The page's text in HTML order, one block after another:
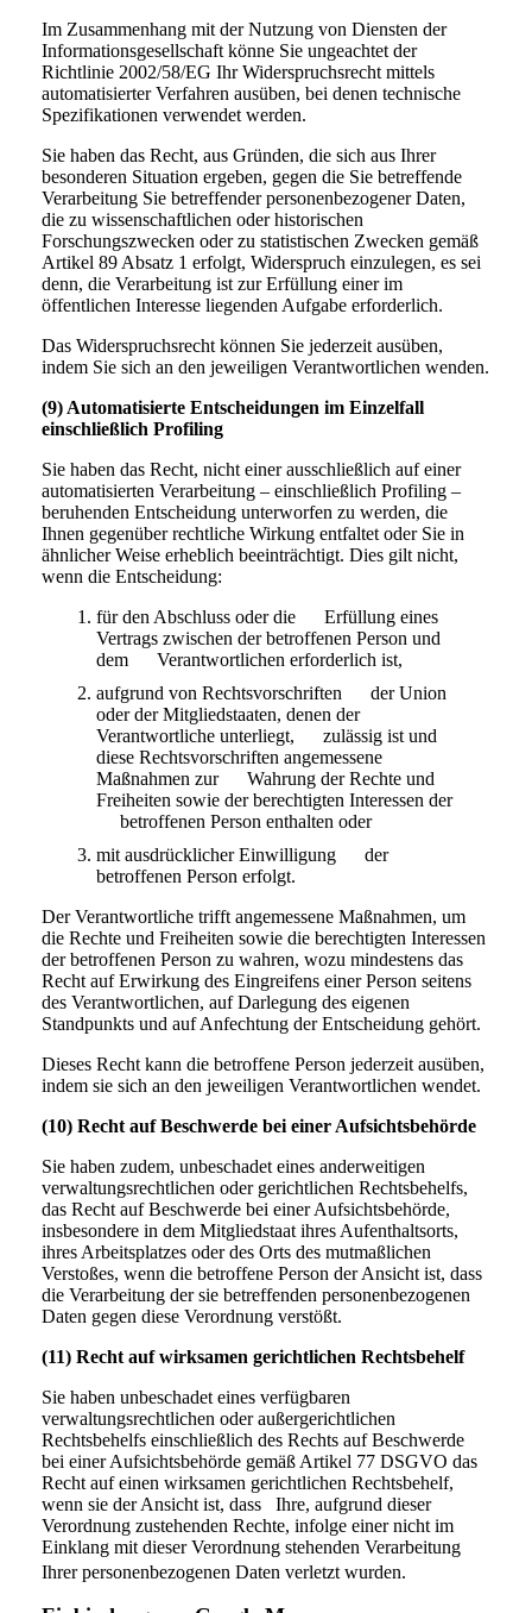
Im Zusammenhang mit der Nutzung von Diensten der
Informationsgesellschaft könne Sie ungeachtet der
Richtlinie 2002/58/EG Ihr Widerspruchsrecht mittels
automatisierter Verfahren ausüben, bei denen technische
Spezifikationen verwendet werden.
Sie haben das Recht, aus Gründen, die sich aus Ihrer
besonderen Situation ergeben, gegen die Sie betreffende
Verarbeitung Sie betreffender personenbezogener Daten,
die zu wissenschaftlichen oder historischen
Forschungszwecken oder zu statistischen Zwecken gemäß
Artikel 89 Absatz 1 erfolgt, Widerspruch einzulegen, es sei
denn, die Verarbeitung ist zur Erfüllung einer im
öffentlichen Interesse liegenden Aufgabe erforderlich.
Das Widerspruchsrecht können Sie jederzeit ausüben,
indem Sie sich an den jeweiligen Verantwortlichen wenden.
(9) Automatisierte Entscheidungen im Einzelfall
einschließlich Profiling
Sie haben das Recht, nicht einer ausschließlich auf einer
automatisierten Verarbeitung – einschließlich Profiling –
beruhenden Entscheidung unterworfen zu werden, die
Ihnen gegenüber rechtliche Wirkung entfaltet oder Sie in
ähnlicher Weise erheblich beeinträchtigt. Dies gilt nicht,
wenn die Entscheidung:
für den Abschluss oder die Erfüllung eines
Vertrags zwischen der betroffenen Person und
dem Verantwortlichen erforderlich ist,
aufgrund von Rechtsvorschriften der Union
oder der Mitgliedstaaten, denen der
Verantwortliche unterliegt, zulässig ist und
diese Rechtsvorschriften angemessene
Maßnahmen zur Wahrung der Rechte und
Freiheiten sowie der berechtigten Interessen der
betroffenen Person enthalten oder
mit ausdrücklicher Einwilligung der
betroffenen Person erfolgt.
Der Verantwortliche trifft angemessene Maßnahmen, um
die Rechte und Freiheiten sowie die berechtigten Interessen
der betroffenen Person zu wahren, wozu mindestens das
Recht auf Erwirkung des Eingreifens einer Person seitens
des Verantwortlichen, auf Darlegung des eigenen
Standpunkts und auf Anfechtung der Entscheidung gehört.
Dieses Recht kann die betroffene Person jederzeit ausüben,
indem sie sich an den jeweiligen Verantwortlichen wendet.
(10) Recht auf Beschwerde bei einer Aufsichtsbehörde
Sie haben zudem, unbeschadet eines anderweitigen
verwaltungsrechtlichen oder gerichtlichen Rechtsbehelfs,
das Recht auf Beschwerde bei einer Aufsichtsbehörde,
insbesondere in dem Mitgliedstaat ihres Aufenthaltsorts,
ihres Arbeitsplatzes oder des Orts des mutmaßlichen
Verstoßes, wenn die betroffene Person der Ansicht ist, dass
die Verarbeitung der sie betreffenden personenbezogenen
Daten gegen diese Verordnung verstößt.
(11) Recht auf wirksamen gerichtlichen Rechtsbehelf
Sie haben unbeschadet eines verfügbaren
verwaltungsrechtlichen oder außergerichtlichen
Rechtsbehelfs einschließlich des Rechts auf Beschwerde
bei einer Aufsichtsbehörde gemäß Artikel 77 DSGVO das
Recht auf einen wirksamen gerichtlichen Rechtsbehelf,
wenn sie der Ansicht ist, dass Ihre, aufgrund dieser
Verordnung zustehenden Rechte, infolge einer nicht im
Einklang mit dieser Verordnung stehenden Verarbeitung
Ihrer personenbezogenen Daten verletzt wurden.